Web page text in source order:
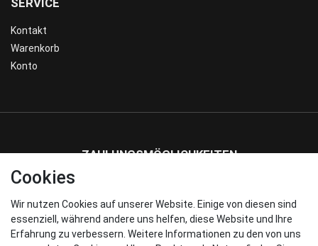
Kontakt
Warenkorb
Konto
ZAHLUNGSMÖGLICHKEITEN
WIR VERSENDEN MIT
Cookies
Wir nutzen Cookies auf unserer Website. Einige von diesen sind
essenziell, während andere uns helfen, diese Website und Ihre
Erfahrung zu verbessern. Weitere Informationen zu den von uns